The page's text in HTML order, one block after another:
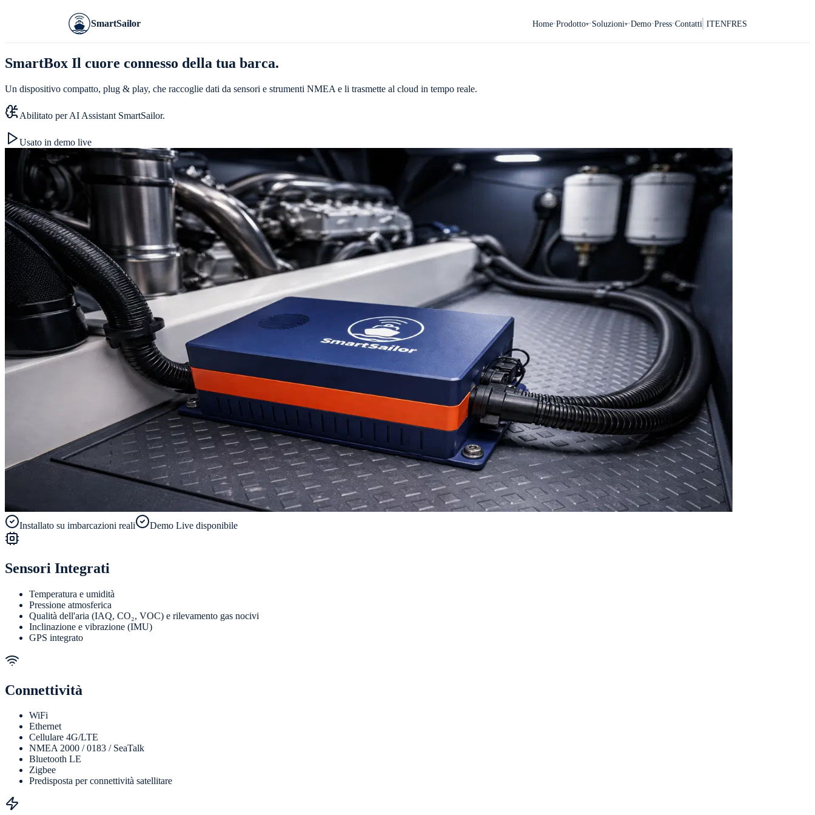
SmartSailor Home●Prodotto▾● Soluzioni▾●Demo●Press●Contatti ITENFRES
SmartBox Il cuore connesso della tua barca.
Un dispositivo compatto, plug & play, che raccoglie dati da sensori e strumenti NMEA e li trasmette al cloud in tempo reale.
Abilitato per AI Assistant SmartSailor.
Usato in demo live
Installato su imbarcazioni reali Demo Live disponibile
Sensori Integrati
Temperatura e umidità
Pressione atmosferica
Qualità dell'aria (IAQ, CO₂, VOC) e rilevamento gas nocivi
Inclinazione e vibrazione (IMU)
GPS integrato
Connettività
WiFi
Ethernet
Cellulare 4G/LTE
NMEA 2000 / 0183 / SeaTalk
Bluetooth LE
Zigbee
Predisposta per connettività satellitare